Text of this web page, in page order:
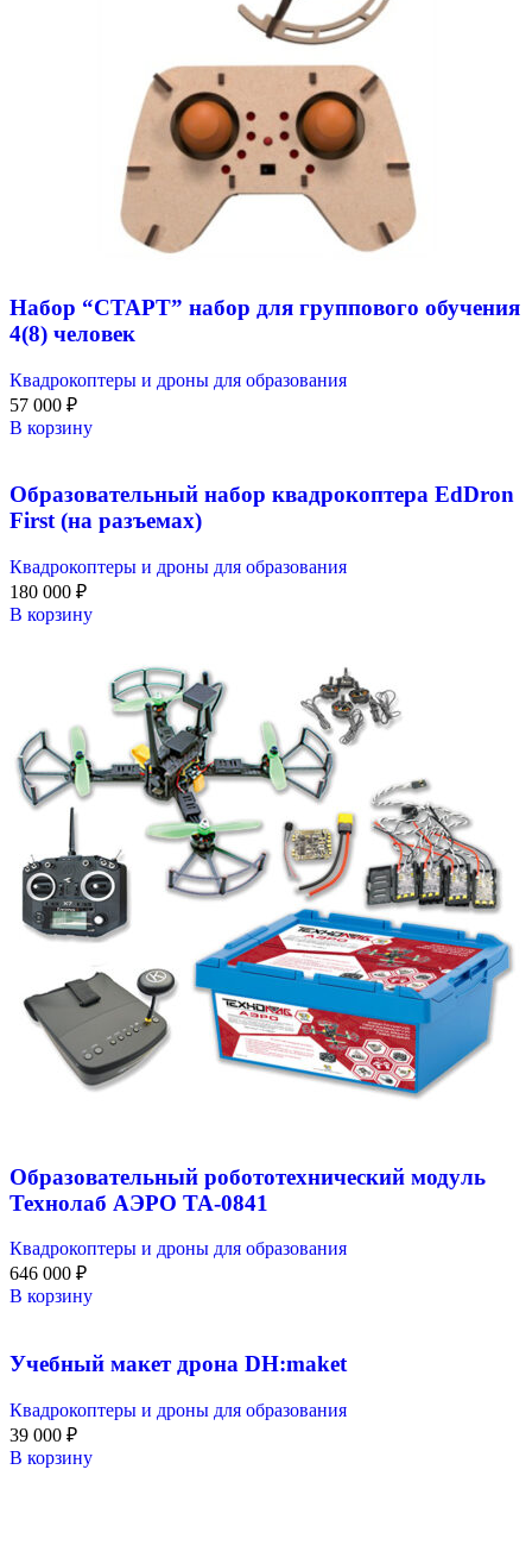
Набор “СТАРТ” набор для группового обучения
4(8) человек
Квадрокоптеры и дроны для образования
57 000 ₽
В корзину
Образовательный набор квадрокоптера EdDron
First (на разъемах)
Квадрокоптеры и дроны для образования
180 000 ₽
В корзину
Образовательный робототехнический модуль
Технолаб АЭРО ТА-0841
Квадрокоптеры и дроны для образования
646 000 ₽
В корзину
Учебный макет дрона DH:maket
Квадрокоптеры и дроны для образования
39 000 ₽
В корзину